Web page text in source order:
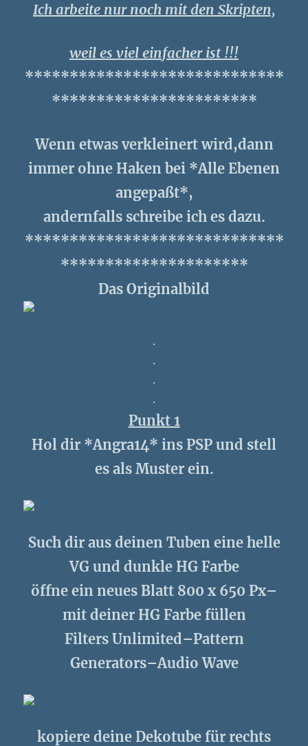
Ich arbeite nur noch mit den Skripten,
weil es viel einfacher ist !!!
*****************************
***********************
Wenn etwas verkleinert wird,dann
immer ohne Haken bei *Alle Ebenen
angepaßt*,
andernfalls schreibe ich es dazu.
*****************************
*********************
Das Originalbild
.
.
.
.
Punkt 1
Hol dir *Angra14* ins PSP und stell
es als Muster ein.
Such dir aus deinen Tuben eine helle
VG und dunkle HG Farbe
öffne ein neues Blatt 800 x 650 Px–
mit deiner HG Farbe füllen
Filters Unlimited–Pattern
Generators–Audio Wave
kopiere deine Dekotube für rechts